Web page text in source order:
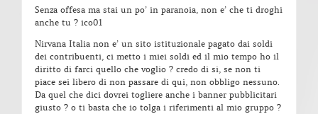
Senza offesa ma stai un po’ in paranoia, non e’ che ti droghi
anche tu ? ico01
Nirvana Italia non e’ un sito istituzionale pagato dai soldi
dei contribuenti, ci metto i miei soldi ed il mio tempo ho il
diritto di farci quello che voglio ? credo di si, se non ti
piace sei libero di non passare di qui, non obbligo nessuno.
Da quel che dici dovrei togliere anche i banner pubblicitari
giusto ? o ti basta che io tolga i riferimenti al mio gruppo ?